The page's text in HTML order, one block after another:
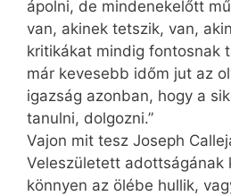
ápolni, de mindenekelőtt
van, akinek tetszik, van,
kritikákat mindig fontosnak
már kevesebb időm jut az
igazság azonban, hogy a
tanulni, dolgozni.”
Vajon mit tesz Joseph
Veleszületett adottságának
könnyen az ölébe hullik,